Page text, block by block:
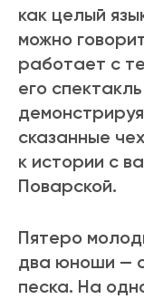
как целый
можно
работает с
его
сказанные
к истории с
Поварской.
Пятеро
два юноши —
песка. На